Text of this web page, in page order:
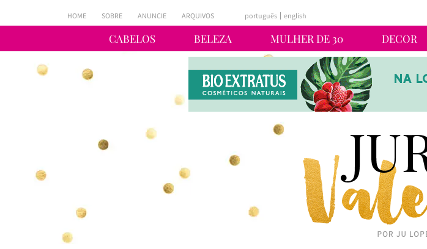
CABELOS BELEZA MULHER DE 30 DECOR
HOME SOBRE ANUNCIE ARQUIVOS português english